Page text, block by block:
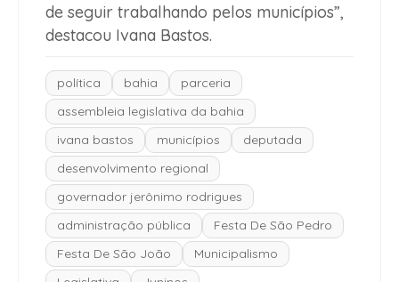
de seguir trabalhando pelos municípios”,
destacou Ivana Bastos.
política bahia
parceria
assembleia legislativa da bahia
ivana bastos
municípios
deputada
desenvolvimento regional
governador jerônimo rodrigues
administração pública
Festa De São Pedro
Festa De São João
Municipalismo